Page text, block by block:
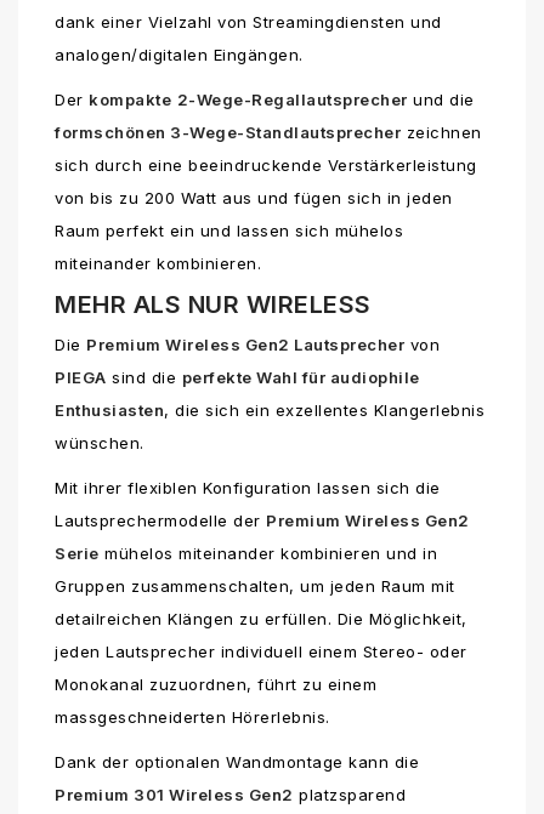
dank einer Vielzahl von Streamingdiensten und
analogen/digitalen Eingängen.
Der kompakte 2-Wege-Regallautsprecher und die
formschönen 3-Wege-Standlautsprecher zeichnen
sich durch eine beeindruckende Verstärkerleistung
von bis zu 200 Watt aus und fügen sich in jeden
Raum perfekt ein und lassen sich mühelos
miteinander kombinieren.
MEHR ALS NUR WIRELESS
Die Premium Wireless Gen2 Lautsprecher von
PIEGA sind die perfekte Wahl für audiophile
Enthusiasten, die sich ein exzellentes Klangerlebnis
wünschen.
Mit ihrer flexiblen Konfiguration lassen sich die
Lautsprechermodelle der Premium Wireless Gen2
Serie mühelos miteinander kombinieren und in
Gruppen zusammenschalten, um jeden Raum mit
detailreichen Klängen zu erfüllen. Die Möglichkeit,
jeden Lautsprecher individuell einem Stereo- oder
Monokanal zuzuordnen, führt zu einem
massgeschneiderten Hörerlebnis.
Dank der optionalen Wandmontage kann die
Premium 301 Wireless Gen2 platzsparend